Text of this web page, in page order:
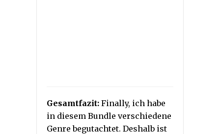
Gesamtfazit: Finally, ich habe
in diesem Bundle verschiedene
Genre begutachtet. Deshalb ist